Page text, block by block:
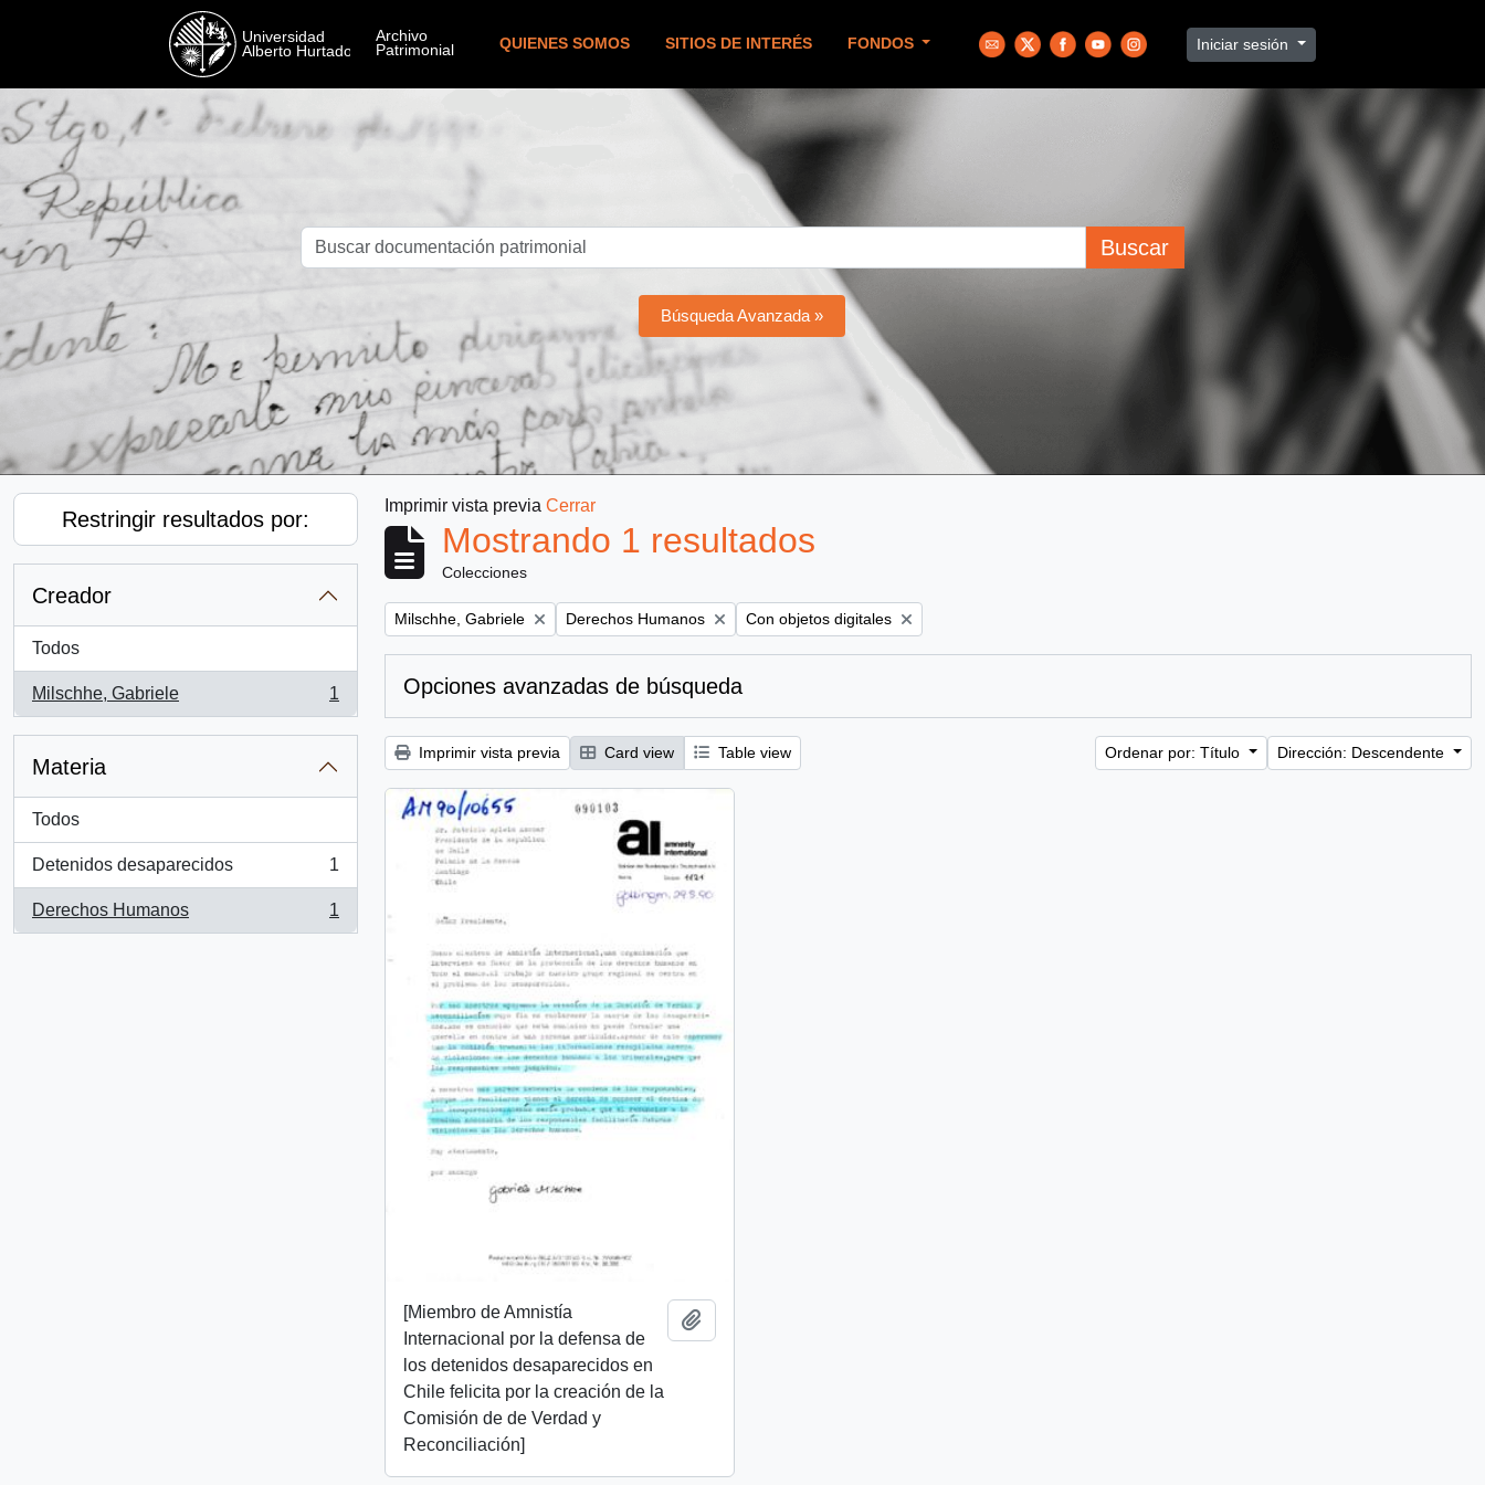
QUIENES SOMOS SITIOS DE INTERÉS FONDOS Iniciar sesión
Buscar
Búsqueda Avanzada »
Restringir resultados por:
Creador
Todos
Milschhe, Gabriele
, 1 resultados
1
Materia
Todos
Detenidos desaparecidos
, 1 resultados
1
Derechos Humanos
, 1 resultados
1
Imprimir vista previa Cerrar
Mostrando 1 resultados
Colecciones
Remove filter:
Milschhe, Gabriele Remove filter:
Derechos Humanos Remove filter:
Con objetos digitales
Opciones avanzadas de búsqueda
Imprimir vista previa Card view Table view Ordenar por: Título Dirección: Descendente
[Miembro de Amnistía
Internacional por la defensa de
los detenidos desaparecidos en
Chile felicita por la creación de la
Comisión de de Verdad y
Reconciliación]